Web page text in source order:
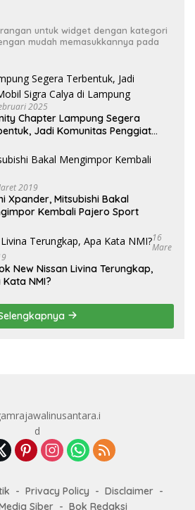
untuk widget dengan kategori
mudah memasukkannya pada
2025
Chapter Lampung Segera
Jadi Komunitas Penggiat
2019
Xpander, Mitsubishi Bakal
Kembali Pajero Sport
16
Mare
New Nissan Livina Terungkap,
Kata NMI?
Privacy Policy
Disclaimer
Siber
Bok Redaksi